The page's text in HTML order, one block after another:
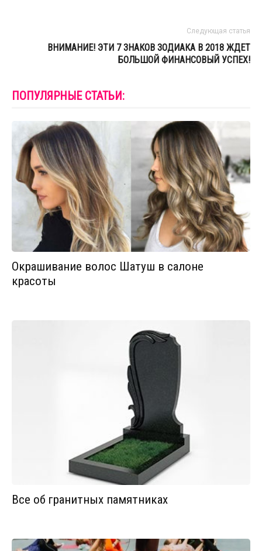
Следующая статья
ВНИМАНИЕ! ЭТИ 7 ЗНАКОВ ЗОДИАКА В 2018 ЖДЕТ
БОЛЬШОЙ ФИНАНСОВЫЙ УСПЕХ!
ПОПУЛЯРНЫЕ СТАТЬИ:
Окрашивание волос Шатуш в салоне
красоты
Все об гранитных памятниках